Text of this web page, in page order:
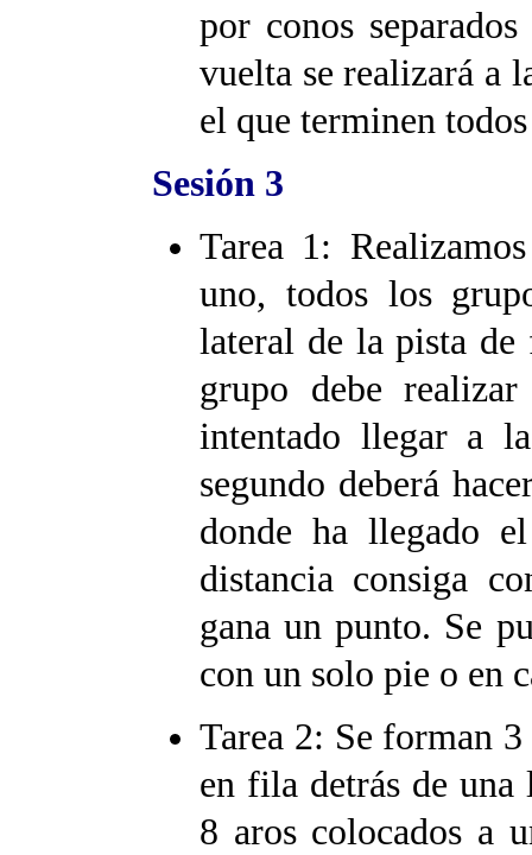
por conos
vuelta se realizará a
el que terminen
Sesión 3
Tarea 1:
uno, todos los
lateral de la pista
grupo debe
intentado llegar a
segundo deberá
donde ha llegado
distancia consiga
gana un punto. Se
con un solo pie o en
Tarea 2: Se forman
en fila detrás de
8 aros colocados a